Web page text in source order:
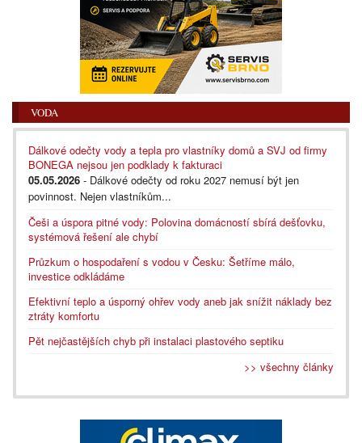
VODA
Dálkové odečty vody a tepla pro vlastníky domů a SVJ od firmy
BONEGA nejsou jen podklady k fakturaci
05.05.2026 - Dálkové odečty od roku 2027 nemusí být jen
povinnost. Nejen vlastníkům...
Češi a úspora pitné vody: Polovina domácností sbírá dešťovku,
systémová řešení ale chybí
Průzkum o hospodaření s vodou v Česku: Šetříme málo,
investice odkládáme
Efektivní teplo a úsporný ohřev vody aneb jak snížit náklady bez
ztráty komfortu
Pět nejčastějších chyb při instalaci plastového septiku
>> všechny články